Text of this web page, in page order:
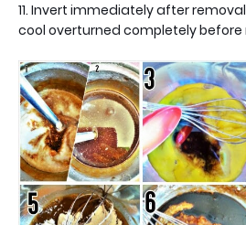
11. Invert immediately after
cool overturned completely